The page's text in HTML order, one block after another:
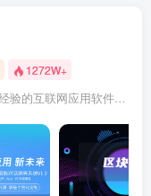
1272W+
软盟是一家拥有近20年开发经验的互联网应用软件开发商，软盟专注于新商业模式数字化技术服务！